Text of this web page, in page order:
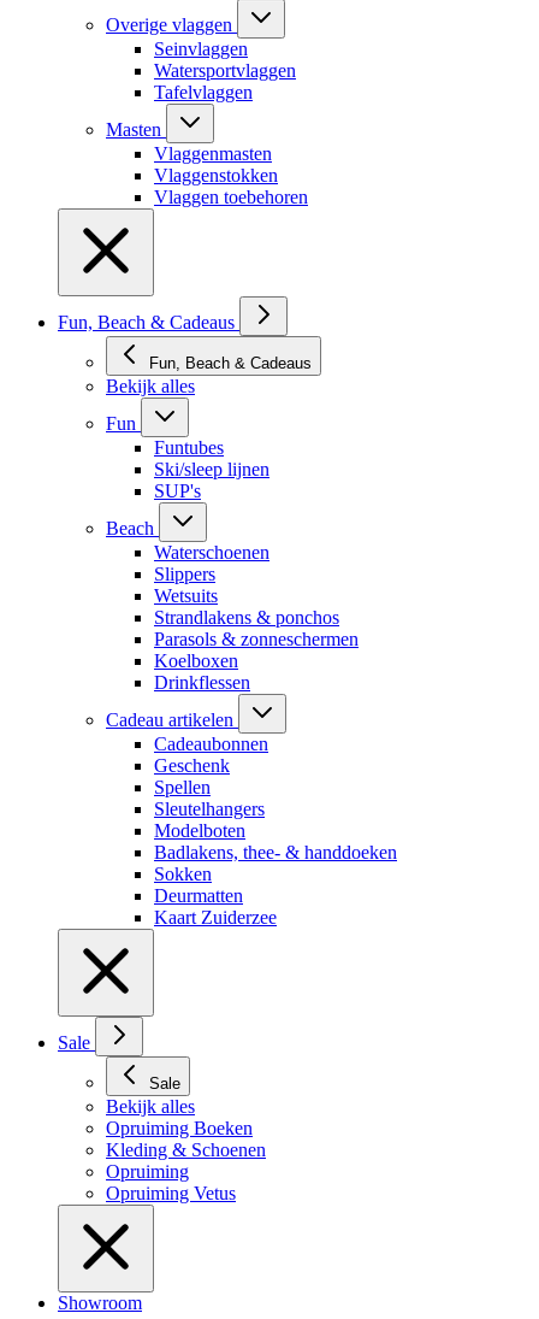
Overige vlaggen
Seinvlaggen
Watersportvlaggen
Tafelvlaggen
Masten
Vlaggenmasten
Vlaggenstokken
Vlaggen toebehoren
Fun, Beach & Cadeaus
Fun, Beach & Cadeaus
Bekijk alles
Fun
Funtubes
Ski/sleep lijnen
SUP's
Beach
Waterschoenen
Slippers
Wetsuits
Strandlakens & ponchos
Parasols & zonneschermen
Koelboxen
Drinkflessen
Cadeau artikelen
Cadeaubonnen
Geschenk
Spellen
Sleutelhangers
Modelboten
Badlakens, thee- & handdoeken
Sokken
Deurmatten
Kaart Zuiderzee
Sale
Sale
Bekijk alles
Opruiming Boeken
Kleding & Schoenen
Opruiming
Opruiming Vetus
Showroom